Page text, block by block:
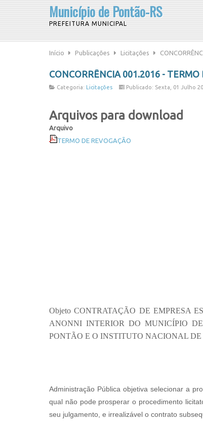
Município de Pontão-RS
PREFEITURA MUNICIPAL
Início Publicações Licitações
CONCORRÊNCIA 001.2016 - TERMO
Categoria: Licitações Publicado: Sexta, 01 Julho
Arquivos para download
Arquivo
TERMO DE REVOGAÇÃO
ObjetoCONTRATAÇÃO DE EMPRESA
ANONNI INTERIOR DO MUNICÍPIO
PONTÃO E O INSTITUTO NACIONAL
Administração Pública objetiva selecionar a
qual não pode prosperar o procedimento
seu julgamento, e irrealizável o contrato